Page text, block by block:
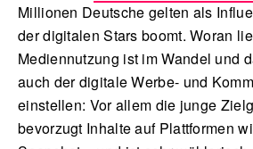
Millionen Deutsche gelten als
der digitalen Stars boomt. Woran
Mediennutzung ist im Wandel und
auch der digitale Werbe- und
einstellen: Vor allem die junge
bevorzugt Inhalte auf Plattformen